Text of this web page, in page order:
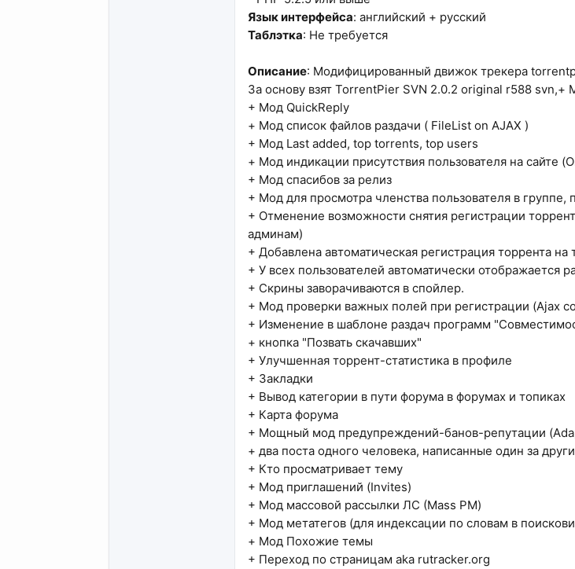
Язык интерфейса: английский + русский
Таблэтка: Не требуется
Описание: Модифицированный движок трекера
За основу взят TorrentPier SVN 2.0.2 original r588
+ Мод QuickReply
+ Мод список файлов раздачи ( FileList on AJAX )
+ Мод Last added, top torrents, top users
+ Мод индикации присутствия пользователя на сайте
+ Мод спасибов за релиз
+ Мод для просмотра членства пользователя в
+ Отменение возможности снятия регистрации
админам)
+ Добавлена автоматическая регистрация торрента
+ У всех пользователей автоматически отображается
+ Скрины заворачиваются в спойлер.
+ Мод проверки важных полей при регистрации (Ajax
+ Изменение в шаблоне раздач программ
+ кнопка "Позвать скачавших"
+ Улучшенная торрент-статистика в профиле
+ Закладки
+ Вывод категории в пути форума в форумах и топиках
+ Карта форума
+ Мощный мод предупреждений-банов-репутации
+ два поста одного человека, написанные один за
+ Кто просматривает тему
+ Мод приглашений (Invites)
+ Мод массовой рассылки ЛС (Mass PM)
+ Мод метатегов (для индексации по словам в
+ Мод Похожие темы
+ Переход по страницам aka rutracker.org